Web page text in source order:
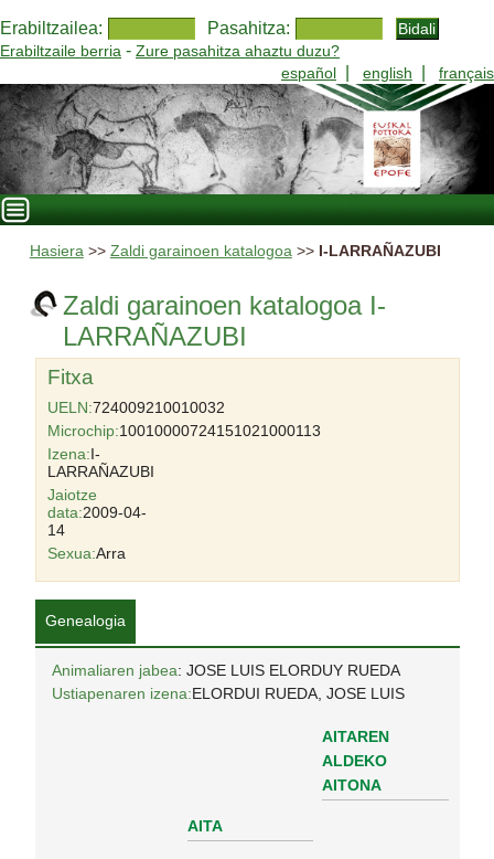
Erabiltzailea: Pasahitza:
Erabiltzaile berria - Zure pasahitza ahaztu duzu?
español
english français
Hasiera>> Zaldi garainoen katalogoa>> I-LARRAÑAZUBI
Zaldi garainoen katalogoa I-
LARRAÑAZUBI
Fitxa
UELN:724009210010032
Microchip:10010000724151021000113
Izena:I-
LARRAÑAZUBI
Jaiotze
data:2009-04-
14
Sexua:Arra
Genealogia
Animaliaren jabea: JOSE LUIS ELORDUY RUEDA
Ustiapenaren izena:ELORDUI RUEDA, JOSE LUIS
AITA
AITAREN
ALDEKO
AITONA